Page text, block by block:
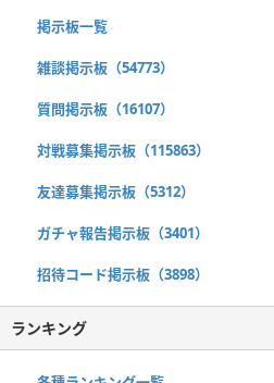
掲示板一覧
雑談掲示板（54773）
質問掲示板（16107）
対戦募集掲示板（115863）
友達募集掲示板（5312）
ガチャ報告掲示板（3401）
招待コード掲示板（3898）
ランキング